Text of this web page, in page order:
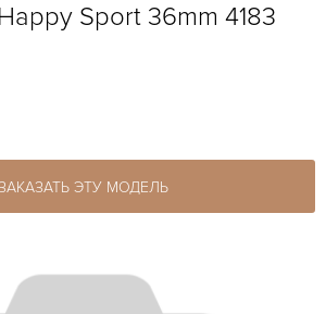
Sport 36mm 4183
ЭТУ МОДЕЛЬ